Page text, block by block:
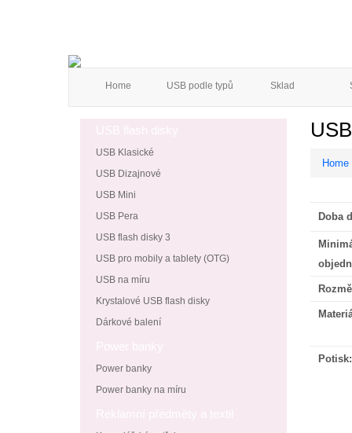
Home USB podle typů Sklad
Home
Doba
Potisk:
USB Klasické
USB Dizajnové
USB Mini
USB Pera
USB flash disky 3
USB pro mobily a tablety (OTG)
USB na míru
Krystalové USB flash disky
Dárkové balení
Power banky
Power banky na míru